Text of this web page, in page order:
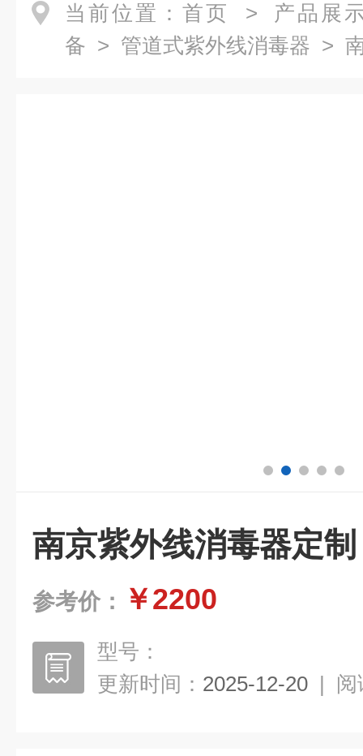
当前位置： 首页 > 产品展
备 > 管道式紫外线消毒器 >
南京紫外线消毒器定制
参考价： ￥2200
型号：
更新时间： 2025-12-20 | 阅